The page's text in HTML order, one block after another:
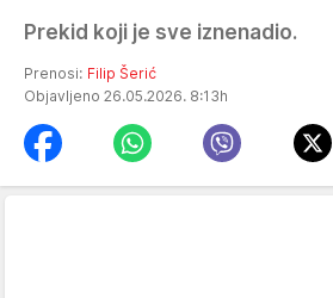
Prekid koji je sve iznenadio.
Prenosi: Filip Šerić
Objavljeno 26.05.2026. 8:13h